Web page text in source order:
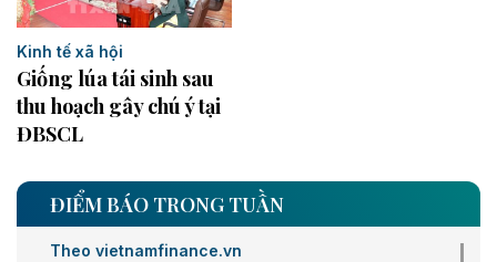
Kinh tế xã hội
Giống lúa tái sinh sau
thu hoạch gây chú ý tại
ĐBSCL
ĐIỂM BÁO TRONG TUẦN
Theo vietnamfinance.vn